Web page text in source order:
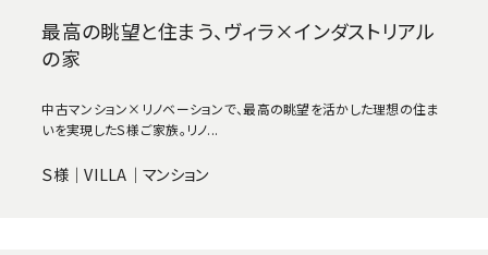
最高の眺望と住まう、ヴィラ×インダストリアル
の家
中古マンション×リノベーションで、最高の眺望を活かした理想の住ま
いを実現したＳ様ご家族。リノ...
Ｓ様｜VILLA｜マンション